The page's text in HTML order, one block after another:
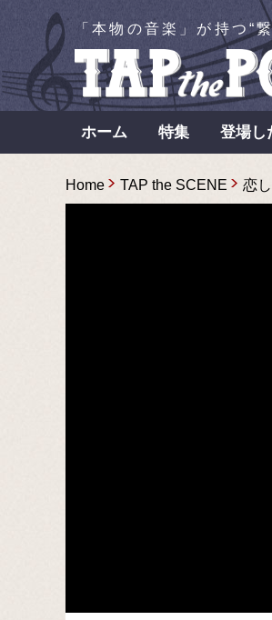
「本物の音楽」が持つ“
ホーム 特集 登場し
Home TAP the SCENE 恋